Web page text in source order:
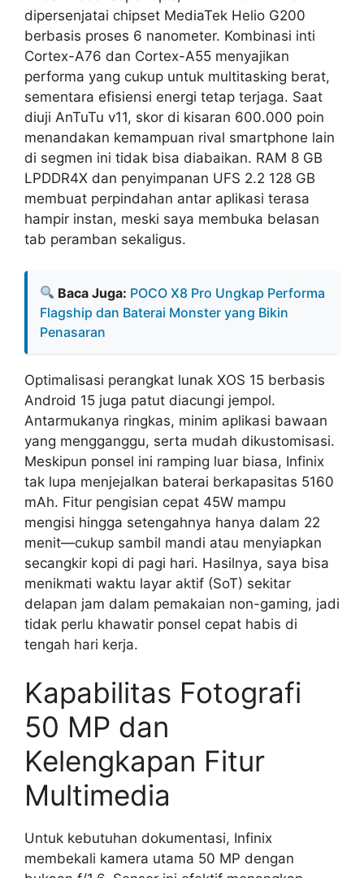
dipersenjatai chipset MediaTek Helio G200
berbasis proses 6 nanometer. Kombinasi inti
Cortex-A76 dan Cortex-A55 menyajikan
performa yang cukup untuk multitasking berat,
sementara efisiensi energi tetap terjaga. Saat
diuji AnTuTu v11, skor di kisaran 600.000 poin
menandakan kemampuan rival smartphone lain
di segmen ini tidak bisa diabaikan. RAM 8 GB
LPDDR4X dan penyimpanan UFS 2.2 128 GB
membuat perpindahan antar aplikasi terasa
hampir instan, meski saya membuka belasan
tab peramban sekaligus.
Baca Juga: POCO X8 Pro Ungkap Performa
Flagship dan Baterai Monster yang Bikin
Penasaran
Optimalisasi perangkat lunak XOS 15 berbasis
Android 15 juga patut diacungi jempol.
Antarmukanya ringkas, minim aplikasi bawaan
yang mengganggu, serta mudah dikustomisasi.
Meskipun ponsel ini ramping luar biasa, Infinix
tak lupa menjejalkan baterai berkapasitas 5160
mAh. Fitur pengisian cepat 45W mampu
mengisi hingga setengahnya hanya dalam 22
menit—cukup sambil mandi atau menyiapkan
secangkir kopi di pagi hari. Hasilnya, saya bisa
menikmati waktu layar aktif (SoT) sekitar
delapan jam dalam pemakaian non-gaming, jadi
tidak perlu khawatir ponsel cepat habis di
tengah hari kerja.
Kapabilitas Fotografi
50 MP dan
Kelengkapan Fitur
Multimedia
Untuk kebutuhan dokumentasi, Infinix
membekali kamera utama 50 MP dengan